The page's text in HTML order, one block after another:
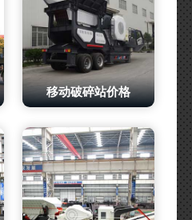
移动破碎站价格